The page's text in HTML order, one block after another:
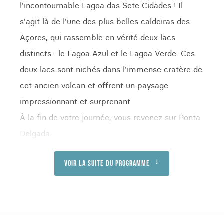
l'incontournable Lagoa das Sete Cidades ! Il
s'agit là de l'une des plus belles caldeiras des
Açores, qui rassemble en vérité deux lacs
distincts : le Lagoa Azul et le Lagoa Verde. Ces
deux lacs sont nichés dans l'immense cratère de
cet ancien volcan et offrent un paysage
impressionnant et surprenant.
À la fin de votre journée, vous revenez sur Ponta
Delgada.
Voir la suite du programme